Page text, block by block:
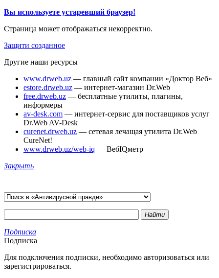
Вы используете устаревший браузер!
Страница может отображаться некорректно.
Защити созданное
Другие наши ресурсы
www.drweb.uz — главный сайт компании «Доктор Веб»
estore.drweb.uz — интернет-магазин Dr.Web
free.drweb.uz — бесплатные утилиты, плагины,
информеры
av-desk.com — интернет-сервис для поставщиков услуг
Dr.Web AV-Desk
curenet.drweb.uz — сетевая лечащая утилита Dr.Web
CureNet!
www.drweb.uz/web-iq — ВебIQметр
Закрыть
Найти
Подписка
Подписка
Для подключения подписки, необходимо авторизоваться или
зарегистрироваться.